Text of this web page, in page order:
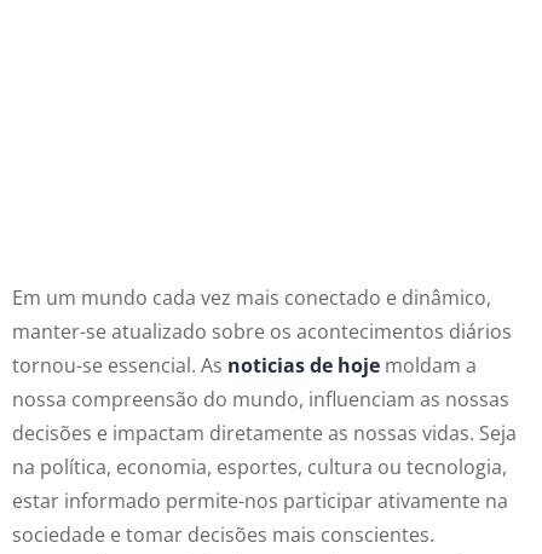
Em um mundo cada vez mais conectado e dinâmico,
manter-se atualizado sobre os acontecimentos diários
tornou-se essencial. As noticias de hoje moldam a
nossa compreensão do mundo, influenciam as nossas
decisões e impactam diretamente as nossas vidas. Seja
na política, economia, esportes, cultura ou tecnologia,
estar informado permite-nos participar ativamente na
sociedade e tomar decisões mais conscientes.